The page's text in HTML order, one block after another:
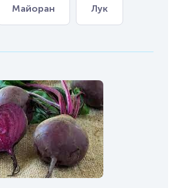
Майоран Лук